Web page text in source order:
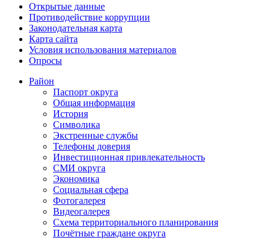
Открытые данные
Противодействие коррупции
Законодательная карта
Карта сайта
Условия использования материалов
Опросы
Район
Паспорт округа
Общая информация
История
Символика
Экстренные службы
Телефоны доверия
Инвестиционная привлекательность
СМИ округа
Экономика
Социальная сфера
Фотогалерея
Видеогалерея
Схема территориального планирования
Почётные граждане округа